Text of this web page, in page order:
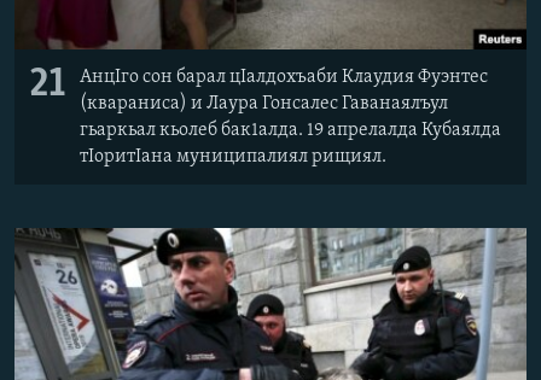
21
АнцIго сон барал цIалдохъаби Клаудия Фуэнтес
(квараниса) и Лаура Гонсалес Гаванаялъул
гьаркьал кьолеб бак1алда. 19 апрелалда Кубаялда
тIоритIана муниципалиял рищиял.